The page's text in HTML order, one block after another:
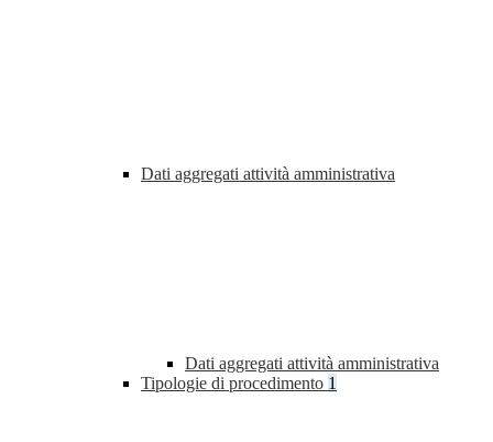
Dati aggregati attività amministrativa
Dati aggregati attività amministrativa
Tipologie di procedimento 1